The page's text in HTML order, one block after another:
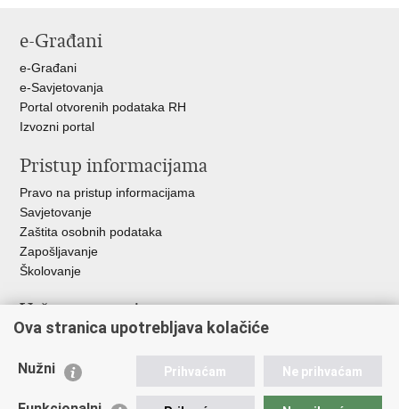
FacebookuTwitteru
e-Građani
e-Građani
e-Savjetovanja
Portal otvorenih podataka RH
Izvozni portal
Pristup informacijama
Pravo na pristup informacijama
Savjetovanje
Zaštita osobnih podataka
Zapošljavanje
Školovanje
Važne poveznice
Ministarstvo unutarnjih poslova
Udruge
Ova stranica upotrebljava kolačiće
Nužni Prihvaćam Ne prihvaćam